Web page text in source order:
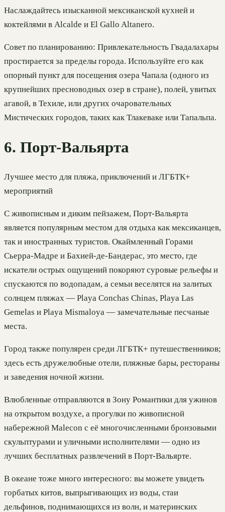
Наслаждайтесь изысканной мексиканской кухней и
коктейлями в Alcalde и El Gallo Altanero.
Совет по планированию: Привлекательность Гвадалахары
простирается за пределы города. Используйте его как
опорный пункт для посещения озера Чапала (одного из
крупнейших пресноводных озер в стране), полей, увитых
агавой, в Техиле, или других очаровательных
Мистических городов, таких как Тлакеваке или Тапальпа.
6. Порт-Вальярта
Лучшее место для пляжа, приключений и ЛГБТК+
мероприятий
С живописным и диким пейзажем, Порт-Вальярта
является популярным местом для отдыха как мексиканцев,
так и иностранных туристов. Окаймленный Горами
Сьерра-Мадре и Бахией-де-Бандерас, это место, где
искатели острых ощущений покоряют суровые рельефы и
спускаются по водопадам, а семьи веселятся на залитых
солнцем пляжах — Playa Conchas Chinas, Playa Las
Gemelas и Playa Mismaloya — замечательные песчаные
места.
Город также популярен среди ЛГБТК+ путешественников;
здесь есть дружелюбные отели, пляжные бары, рестораны
и заведения ночной жизни.
Влюбленные отправляются в Зону Романтики для ужинов
на открытом воздухе, а прогулки по живописной
набережной Malecon с её многочисленными бронзовыми
скульптурами и уличными исполнителями — одно из
лучших бесплатных развлечений в Порт-Вальярте.
В океане тоже много интересного: вы можете увидеть
горбатых китов, выпрыгивающих из воды, стаи
дельфинов, поднимающихся из волн, и материнских